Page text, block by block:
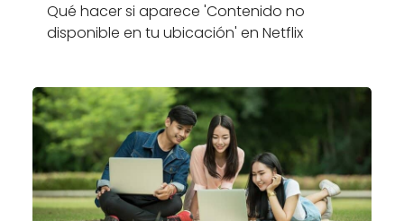
Qué hacer si aparece 'Contenido no
disponible en tu ubicación' en Netflix